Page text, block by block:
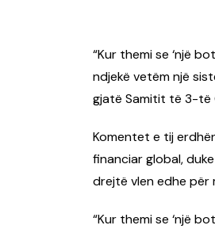
“Kur themi se ‘një
ndjekë vetëm një
gjatë Samitit të 3-të
Komentet e tij
financiar global,
drejtë vlen edhe për
“Kur themi se ‘një